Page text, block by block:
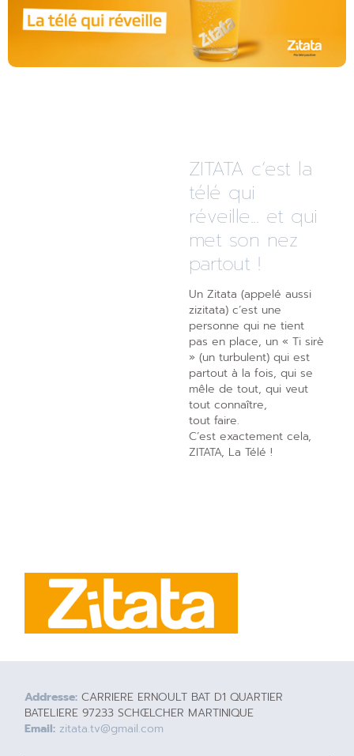
ZITATA c’est la
télé qui
réveille... et qui
met son nez
partout !
Un Zitata (appelé aussi
zizitata) c’est une
personne qui ne tient
pas en place, un « Ti sirè
» (un turbulent) qui est
partout à la fois, qui se
mêle de tout, qui veut
tout connaître,
tout faire.
C’est exactement cela,
ZITATA, La Télé !
Addresse: CARRIERE ERNOULT BAT D1 QUARTIER
BATELIERE 97233 SCHŒLCHER MARTINIQUE
Email: zitata.tv@gmail.com